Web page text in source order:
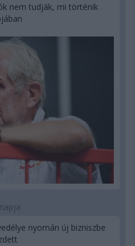
nem tudják, mi történik
nyomán új bizniszbe